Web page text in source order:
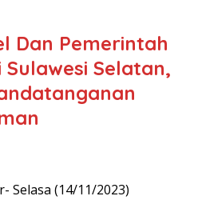
Dan Pemerintah
Selatan,
Selasa (14/11/2023)